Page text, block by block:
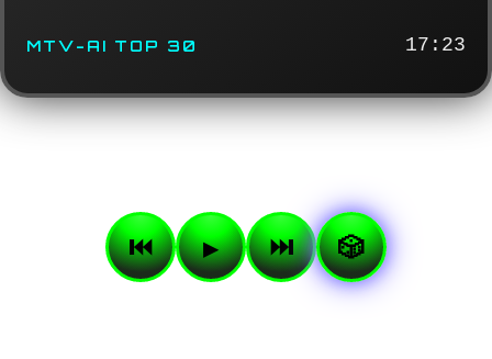
MTV-AI TOP 30 17:23
TOP
⏮ ▶ ⏭ 🎲